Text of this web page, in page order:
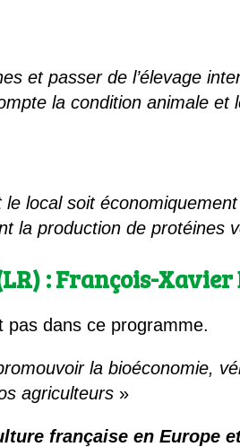
et passer de l’élevage
la condition animale et
local soit
la production de protéines
: François-
pas dans ce programme.
la bioéconomie,
agriculteurs »
française en Europe